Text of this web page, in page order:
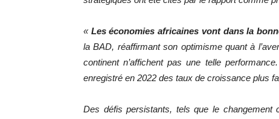
« Les économies africaines vont dans la
la BAD, réaffirmant son optimisme quant à
continent n’affichent pas une telle
enregistré en 2022 des taux de croissance plus
Des défis persistants, tels que le changement